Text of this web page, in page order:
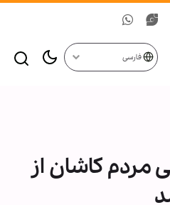
فارسی
مردم کاشان از